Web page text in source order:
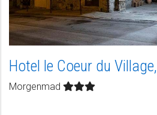
Hotel le Coeur du Village,
Morgenmad